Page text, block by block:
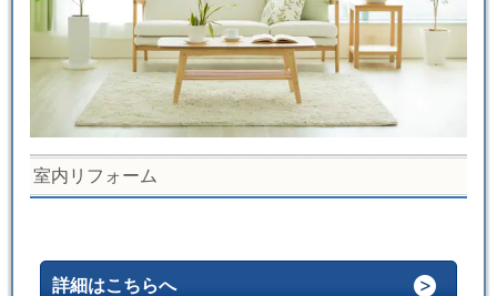
室内リフォーム
詳細はこちらへ